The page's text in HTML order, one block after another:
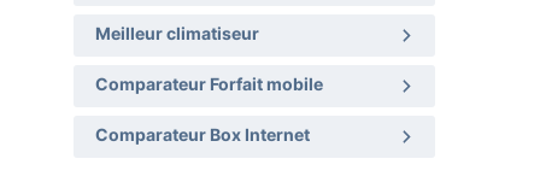
Meilleur climatiseur
Comparateur Forfait mobile
Comparateur Box Internet